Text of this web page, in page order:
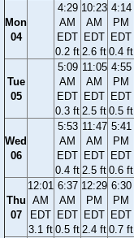
Mon
04
4:29
AM
EDT
0.2 ft
10:23
AM
EDT
2.6 ft
4:14
PM
EDT
0.4 ft
Tue
05
5:09
AM
EDT
0.3 ft
11:05
AM
EDT
2.5 ft
4:55
PM
EDT
0.5 ft
Wed
06
5:53
AM
EDT
0.4 ft
11:47
AM
EDT
2.5 ft
5:41
PM
EDT
0.6 ft
Thu
07
12:01
AM
EDT
3.1 ft
6:37
AM
EDT
0.5 ft
12:29
PM
EDT
2.4 ft
6:30
PM
EDT
0.7 ft